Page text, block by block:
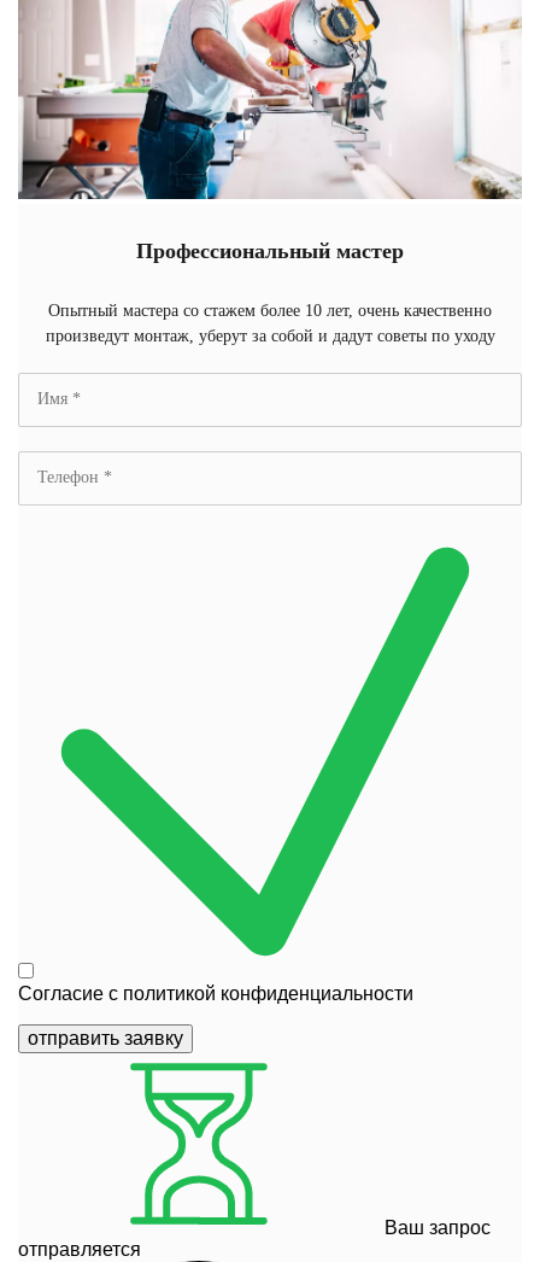
Профессиональный мастер
Опытный мастера со стажем более 10 лет, очень качественно
произведут монтаж, уберут за собой и дадут советы по уходу
Согласие с политикой конфиденциальности
отправить заявку
Ваш запрос
отправляется